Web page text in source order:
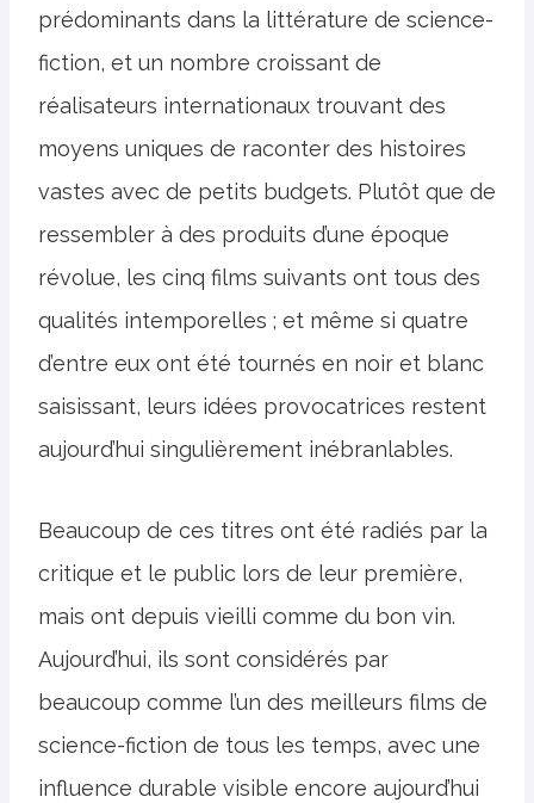
prédominants dans la littérature de science-
fiction, et un nombre croissant de
réalisateurs internationaux trouvant des
moyens uniques de raconter des histoires
vastes avec de petits budgets. Plutôt que de
ressembler à des produits d’une époque
révolue, les cinq films suivants ont tous des
qualités intemporelles ; et même si quatre
d’entre eux ont été tournés en noir et blanc
saisissant, leurs idées provocatrices restent
aujourd’hui singulièrement inébranlables.
Beaucoup de ces titres ont été radiés par la
critique et le public lors de leur première,
mais ont depuis vieilli comme du bon vin.
Aujourd’hui, ils sont considérés par
beaucoup comme l’un des meilleurs films de
science-fiction de tous les temps, avec une
influence durable visible encore aujourd’hui